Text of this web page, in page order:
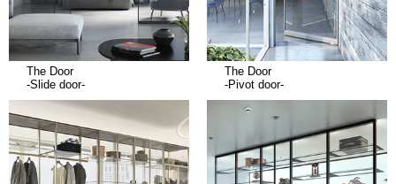
The Door
-Slide door-
The Door
-Pivot door-